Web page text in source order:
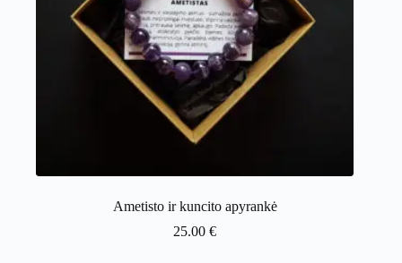
Ametisto ir kuncito apyrankė
25.00€